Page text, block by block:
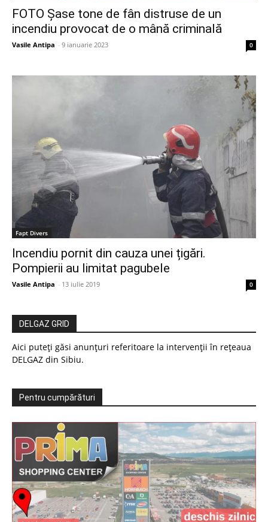
FOTO Șase tone de fân distruse de un
incendiu provocat de o mână criminală
Vasile Antipa - 9 ianuarie 2023 0
Fapt Divers
Incendiu pornit din cauza unei țigări.
Pompierii au limitat pagubele
Vasile Antipa - 13 iulie 2019 0
DELGAZ GRID
Aici puteți găsi anunțuri referitoare la intervenții în rețeaua
DELGAZ din Sibiu.
Pentru cumpărături